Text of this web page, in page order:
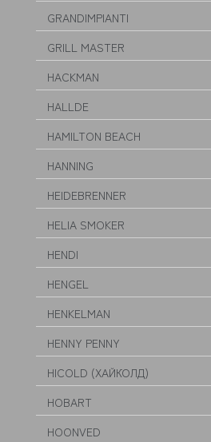
GRANDIMPIANTI
GRILL MASTER
HACKMAN
HALLDE
HAMILTON BEACH
HANNING
HEIDEBRENNER
HELIA SMOKER
HENDI
HENGEL
HENKELMAN
HENNY PENNY
HICOLD (ХАЙКОЛД)
HOBART
HOONVED